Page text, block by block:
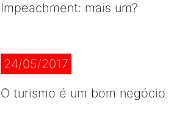
Impeachment: mais um?
24/05/2017
O turismo é um bom negócio